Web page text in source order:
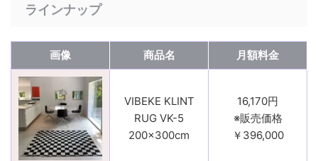
ラインナップ
画像 商品名 月額料金
VIBEKE KLINT
RUG VK-5
200×300cm
16,170円
※販売価格
￥396,000